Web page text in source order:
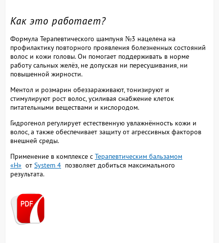
Как это работает?
Формула Терапевтического шампуня №3 нацелена на
профилактику повторного проявления болезненных состояний
волос и кожи головы. Он помогает поддерживать в норме
работу сальных желёз, не допуская ни пересушивания, ни
повышенной жирности.
Ментол и розмарин обеззараживают, тонизируют и
стимулируют рост волос, усиливая снабжение клеток
питательными веществами и кислородом.
Гидрогенол регулирует естественную увлажнённость кожи и
волос, а также обеспечивает защиту от агрессивных факторов
внешней среды.
Применение в комплексе с Терапевтическим бальзамом
«H» от System 4 позволяет добиться максимального
результата.